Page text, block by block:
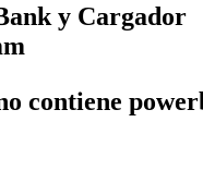
y Cargador
contiene